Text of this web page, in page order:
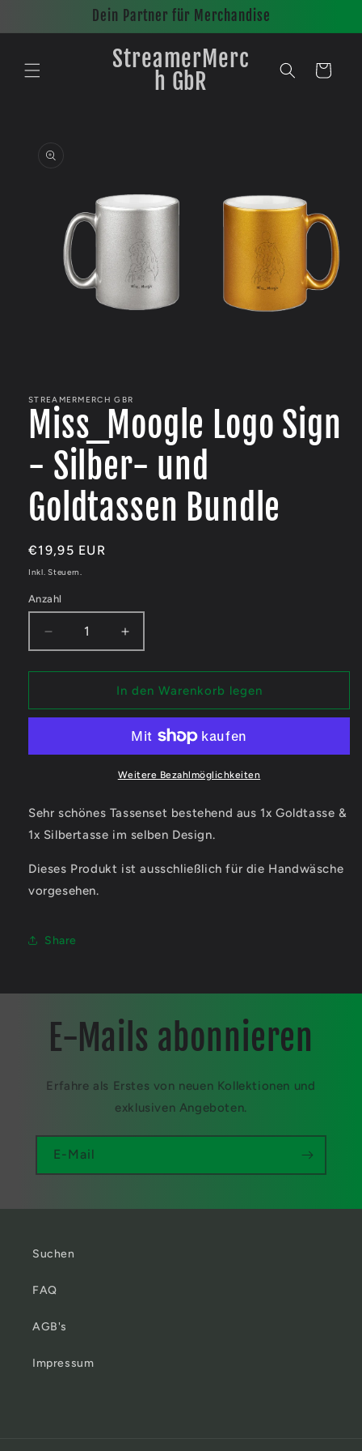
Inhalt
Dein Partner für Merchandise
StreamerMerc
h GbR
Warenkorb
Modal
öffnen
STREAMERMERCH GBR
Miss_Moogle Logo Sign
- Silber- und
Goldtassen Bundle
Normaler
Preis
€19,95 EUR
Inkl. Steuern.
Anzahl
Verringere
die
Menge
Miss_Moogle
-
Goldtassen
Erhöhe
die
Menge
für
Miss_Moogle
Sign
-
Silber-
Goldtassen
In den Warenkorb legen
Weitere Bezahlmöglichkeiten
Sehr schönes Tassenset bestehend aus 1x Goldtasse &
1x Silbertasse im selben Design.
Dieses Produkt ist ausschließlich für die Handwäsche
vorgesehen.
Share
E-Mails abonnieren
Erfahre als Erstes von neuen Kollektionen und
exklusiven Angeboten.
E-Mail
Suchen
FAQ
AGB's
Impressum